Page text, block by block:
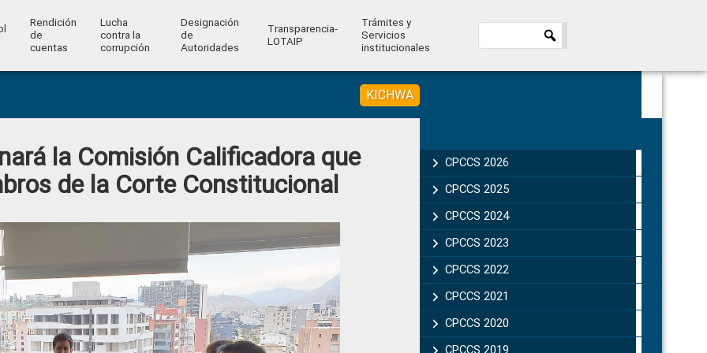
Rendición
de
cuentas
Lucha
contra la
corrupción
Designación
de
Autoridades
Transparencia-
LOTAIP
Trámites y
Servicios
institucionales
KICHWA
la Comisión Calificadora que
de la Corte Constitucional
Sidebar
CPCCS 2026
CPCCS 2025
CPCCS 2024
CPCCS 2023
CPCCS 2022
CPCCS 2021
CPCCS 2020
CPCCS 2019 .